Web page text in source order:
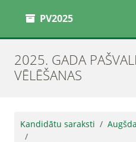
PV2025
2025. GADA
VĒLĒŠANAS
Kandidātu saraksti